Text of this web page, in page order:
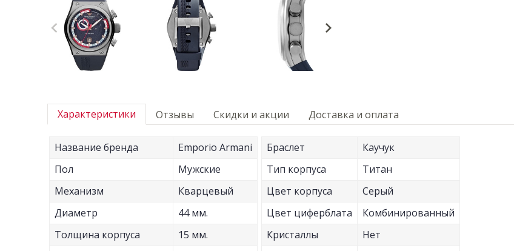
Характеристики
Название бренда
Emporio Armani
Пол
Мужские
Механизм
Кварцевый
Диаметр
44 мм.
Толщина корпуса
15 мм.
Браслет
Каучук
Тип корпуса
Титан
Цвет корпуса
Серый
Цвет циферблата
Комбинированный
Кристаллы
Нет
Отзывы Скидки и акции Доставка и оплата